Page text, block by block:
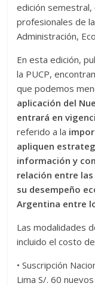
edición
profesionales de
Administración,
En esta edición,
la PUCP,
que podemos
aplicación del
entrará en
referido a la
apliquen
información y
relación entre
su desempeño
Argentina entre
Las modalidades
incluido el costo
• Suscripción
Lima S/. 60